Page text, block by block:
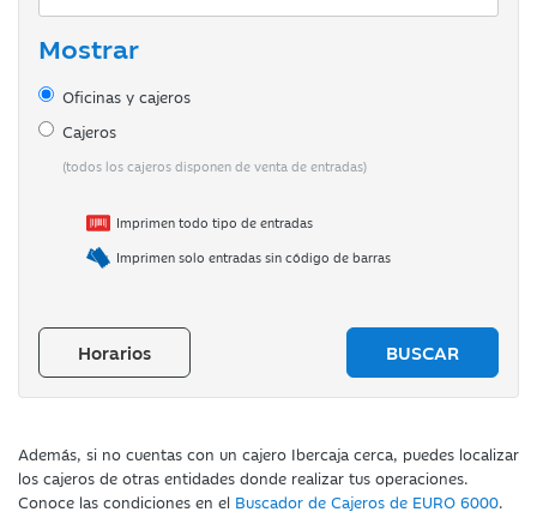
Mostrar
Oficinas y cajeros
Cajeros
(todos los cajeros disponen de venta de entradas)
Imprimen todo tipo de entradas
Imprimen solo entradas sin código de barras
Horarios BUSCAR
Además, si no cuentas con un cajero Ibercaja cerca, puedes localizar
los cajeros de otras entidades donde realizar tus operaciones.
Conoce las condiciones en el Buscador de Cajeros de EURO 6000.